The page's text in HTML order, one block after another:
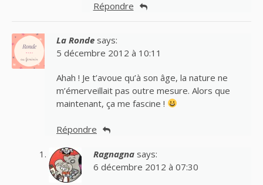
Répondre
La Ronde says:
5 décembre 2012 à 10:11
Ahah ! Je t’avoue qu’à son âge, la nature ne
m’émerveillait pas outre mesure. Alors que
maintenant, ça me fascine !
Répondre
Ragnagna says:
6 décembre 2012 à 07:30